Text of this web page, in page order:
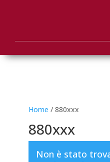
Home / 880xxx
880xxx
Non è stato